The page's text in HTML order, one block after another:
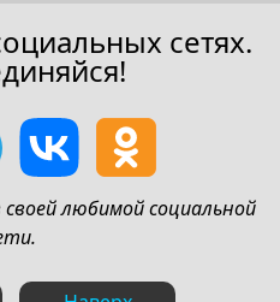
сетях.
любимой социальной